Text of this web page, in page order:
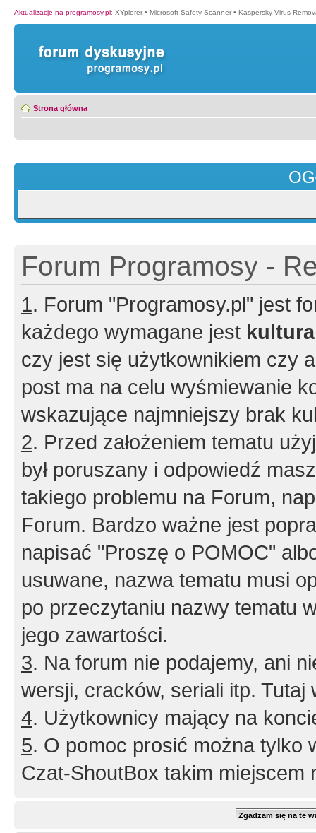
Aktualizacje na programosy.pl: XYplorer • Microsoft Safety Scanner • Kaspersky Virus
Strona główna
Forum Programosy -
1. Forum "Programosy.pl" jest
każdego wymagane jest
czy jest się użytkownikiem czy
post ma na celu wyśmiewanie
wskazujące najmniejszy brak
2. Przed założeniem tematu
był poruszany i odpowiedź
takiego problemu na Forum,
Forum. Bardzo ważne jest
napisać "Proszę o POMOC"
usuwane, nazwa tematu musi
po przeczytaniu nazwy tematu
jego zawartości.
3. Na forum nie podajemy, ani
wersji, cracków, seriali itp. Tutaj
4. Użytkownicy mający na
5. O pomoc prosić można tylko
Czat-ShoutBox takim miejscem